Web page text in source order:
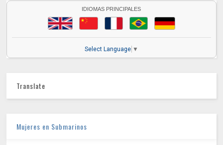
IDIOMAS PRINCIPALES
Select Language ▼
Translate
Mujeres en Submarinos